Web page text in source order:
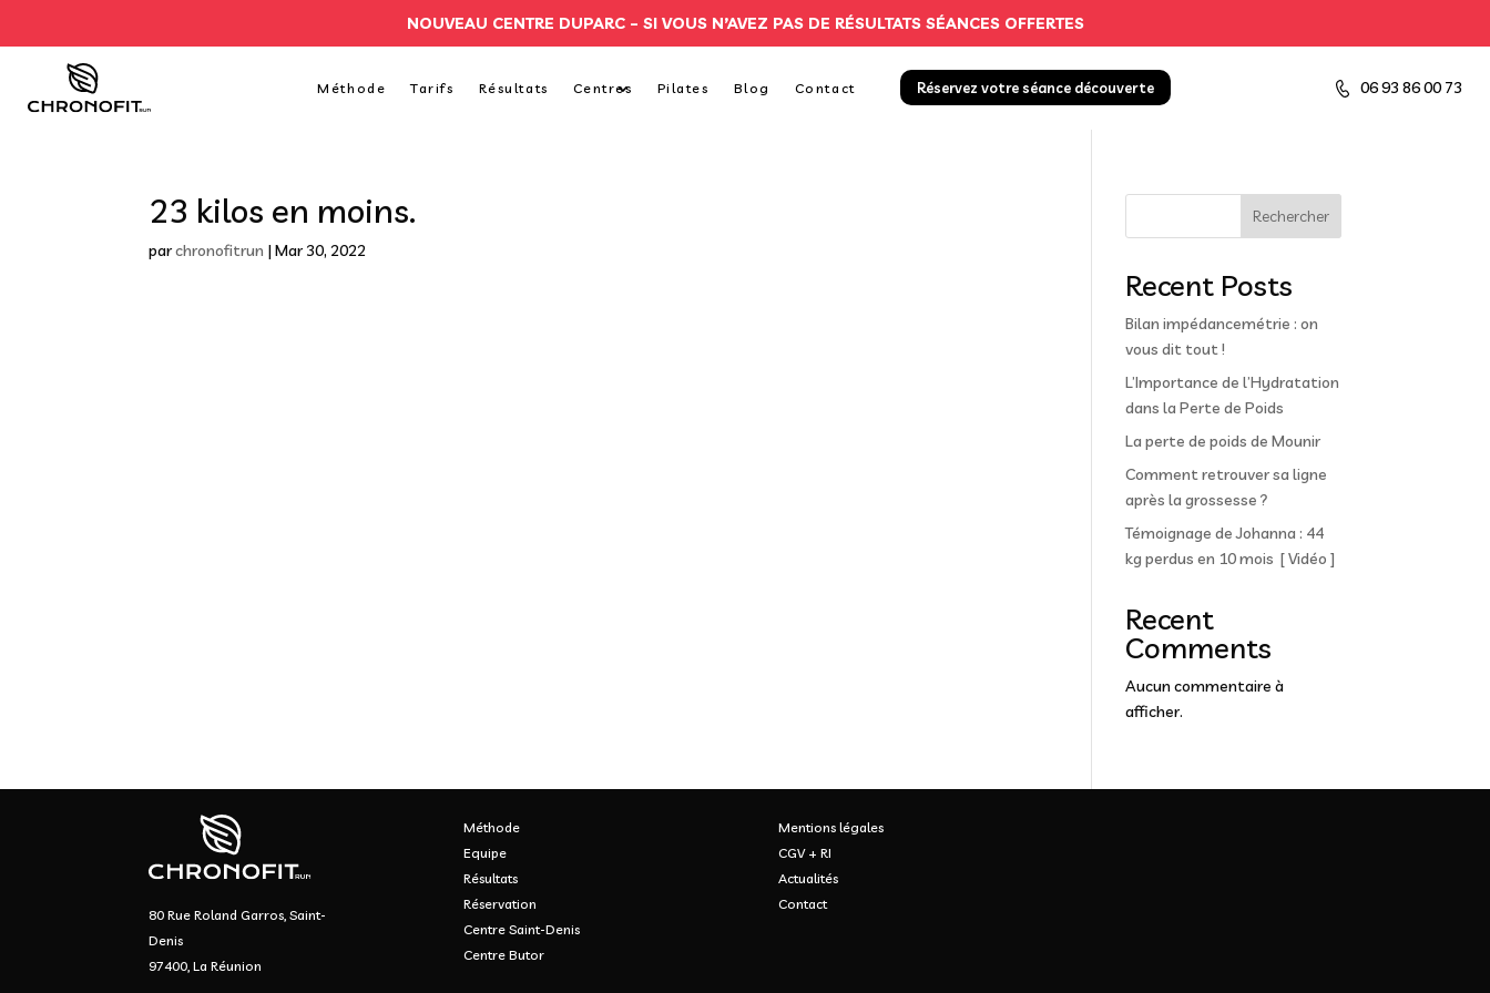
NOUVEAU CENTRE DUPARC – SI VOUS N’AVEZ PAS DE RÉSULTATS SÉANCES OFFERTES
Méthode Tarifs Résultats Centres Pilates Blog Contact Réservez votre séance découverte 06 93 86 00 73
23 kilos en moins.
parchronofitrun |Mar 30, 2022
Rechercher
Recent Posts
Bilan impédancemétrie : on
vous dit tout !
L’Importance de l’Hydratation
dans la Perte de Poids
La perte de poids de Mounir
Comment retrouver sa ligne
après la grossesse ?
Témoignage de Johanna : 44
kg perdus en 10 mois [ Vidéo ]
Recent
Comments
Aucun commentaire à
afficher.
80 Rue Roland Garros, Saint-
Denis
97400, La Réunion
Méthode
Equipe
Résultats
Réservation
Centre Saint-Denis
Centre Butor
Mentions légales
CGV + RI
Actualités
Contact